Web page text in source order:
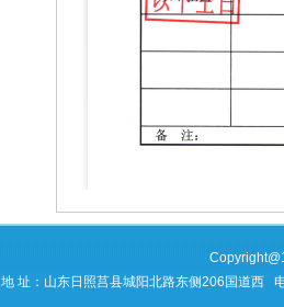
地 址：山东日照莒县城阳北路东侧206国道西